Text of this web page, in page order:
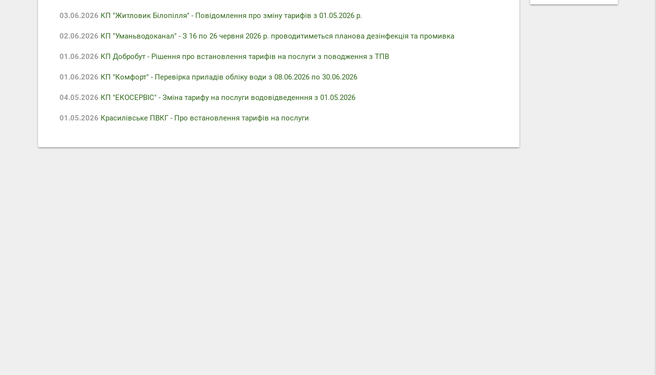
03.06.2026 КП "Житловик Білопілля" - Повідомлення про зміну тарифів з 01.05.2026 р.
02.06.2026 КП "Уманьводоканал" - З 16 по 26 червня 2026 р. проводитиметься планова дезінфекція та промивка
01.06.2026 КП Добробут - Pішення про встановлення тарифів на послуги з поводження з ТПВ
01.06.2026 КП "Комфорт" - Перевірка приладів обліку води з 08.06.2026 по 30.06.2026
04.05.2026 КП "ЕКОСЕРВІС" - Зміна тарифу на послуги водовідведенння з 01.05.2026
01.05.2026 Красилівське ПВКГ - Про встановлення тарифів на послуги